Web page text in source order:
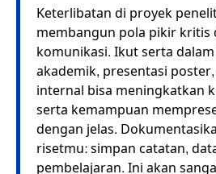
Keterlibatan di proyek
membangun pola pikir kritis
komunikasi. Ikut serta
akademik, presentasi
internal bisa meningkatkan
serta kemampuan
dengan jelas.
risetmu: simpan catatan,
pembelajaran. Ini akan